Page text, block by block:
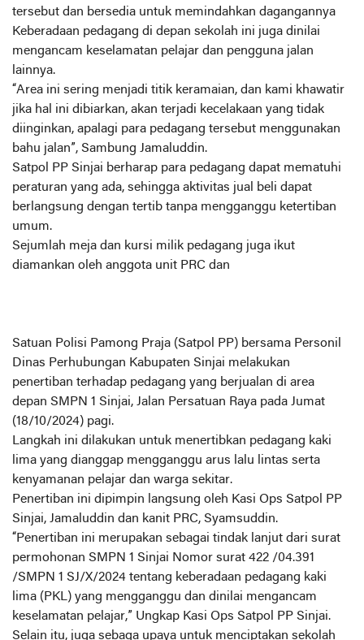
tersebut dan bersedia untuk memindahkan dagangannya
Keberadaan pedagang di depan sekolah ini juga dinilai
mengancam keselamatan pelajar dan pengguna jalan
lainnya.
“Area ini sering menjadi titik keramaian, dan kami khawatir
jika hal ini dibiarkan, akan terjadi kecelakaan yang tidak
diinginkan, apalagi para pedagang tersebut menggunakan
bahu jalan”, Sambung Jamaluddin.
Satpol PP Sinjai berharap para pedagang dapat mematuhi
peraturan yang ada, sehingga aktivitas jual beli dapat
berlangsung dengan tertib tanpa mengganggu ketertiban
umum.
Sejumlah meja dan kursi milik pedagang juga ikut
diamankan oleh anggota unit PRC dan
Satuan Polisi Pamong Praja (Satpol PP) bersama Personil
Dinas Perhubungan Kabupaten Sinjai melakukan
penertiban terhadap pedagang yang berjualan di area
depan SMPN 1 Sinjai, Jalan Persatuan Raya pada Jumat
(18/10/2024) pagi.
Langkah ini dilakukan untuk menertibkan pedagang kaki
lima yang dianggap mengganggu arus lalu lintas serta
kenyamanan pelajar dan warga sekitar.
Penertiban ini dipimpin langsung oleh Kasi Ops Satpol PP
Sinjai, Jamaluddin dan kanit PRC, Syamsuddin.
“Penertiban ini merupakan sebagai tindak lanjut dari surat
permohonan SMPN 1 Sinjai Nomor surat 422 /04.391
/SMPN 1 SJ/X/2024 tentang keberadaan pedagang kaki
lima (PKL) yang mengganggu dan dinilai mengancam
keselamatan pelajar,” Ungkap Kasi Ops Satpol PP Sinjai.
Selain itu, juga sebaga upaya untuk menciptakan sekolah